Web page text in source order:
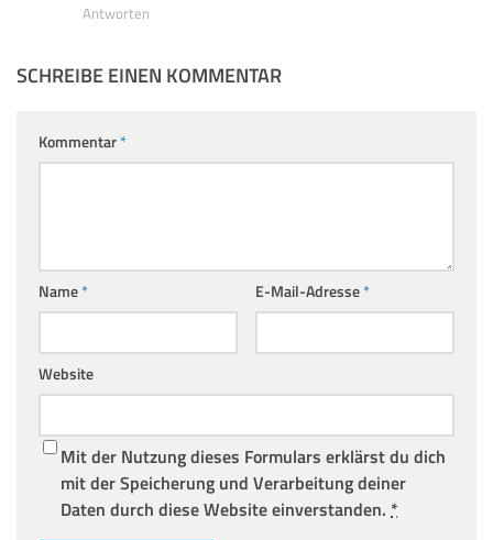
Antworten
SCHREIBE EINEN KOMMENTAR
Kommentar*
Name* E-Mail-Adresse*
Website
Mit der Nutzung dieses Formulars erklärst du dich
mit der Speicherung und Verarbeitung deiner
Daten durch diese Website einverstanden. *